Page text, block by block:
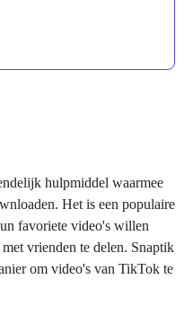
hulpmiddel waarmee
Het is een populaire
favoriete video's willen
vrienden te delen. Snaptik
om video's van TikTok te